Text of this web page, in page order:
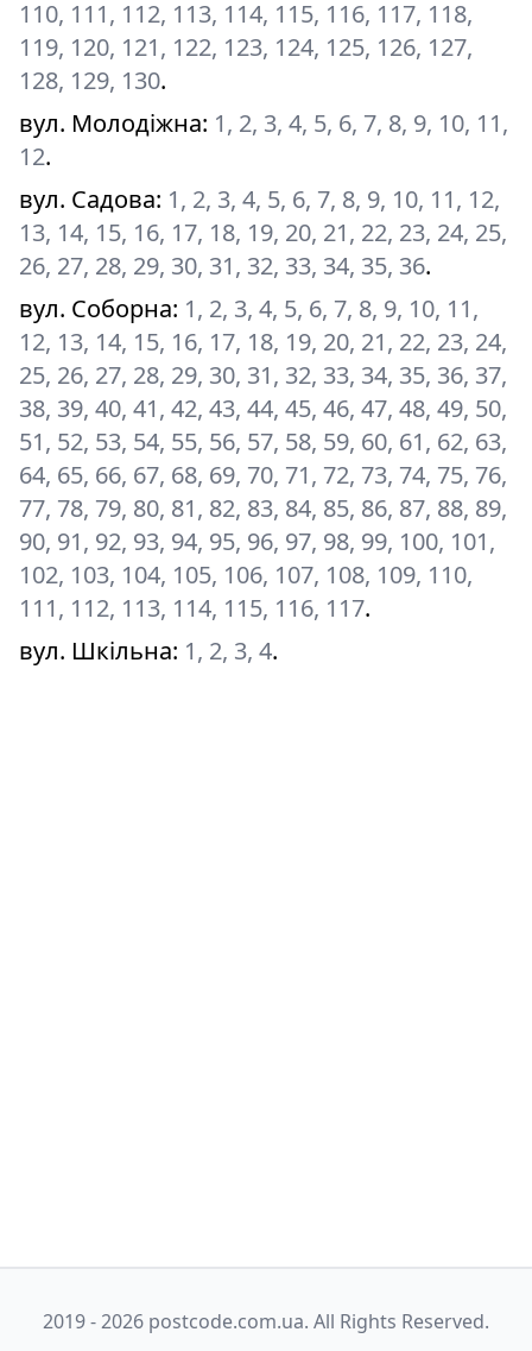
110, 111, 112, 113, 114, 115, 116, 117, 118,
119, 120, 121, 122, 123, 124, 125, 126, 127,
128, 129, 130.
вул. Молодіжна: 1, 2, 3, 4, 5, 6, 7, 8, 9, 10, 11,
12.
вул. Садова: 1, 2, 3, 4, 5, 6, 7, 8, 9, 10, 11, 12,
13, 14, 15, 16, 17, 18, 19, 20, 21, 22, 23, 24, 25,
26, 27, 28, 29, 30, 31, 32, 33, 34, 35, 36.
вул. Соборна: 1, 2, 3, 4, 5, 6, 7, 8, 9, 10, 11,
12, 13, 14, 15, 16, 17, 18, 19, 20, 21, 22, 23, 24,
25, 26, 27, 28, 29, 30, 31, 32, 33, 34, 35, 36, 37,
38, 39, 40, 41, 42, 43, 44, 45, 46, 47, 48, 49, 50,
51, 52, 53, 54, 55, 56, 57, 58, 59, 60, 61, 62, 63,
64, 65, 66, 67, 68, 69, 70, 71, 72, 73, 74, 75, 76,
77, 78, 79, 80, 81, 82, 83, 84, 85, 86, 87, 88, 89,
90, 91, 92, 93, 94, 95, 96, 97, 98, 99, 100, 101,
102, 103, 104, 105, 106, 107, 108, 109, 110,
111, 112, 113, 114, 115, 116, 117.
вул. Шкільна: 1, 2, 3, 4.
2019 - 2026 postcode.com.ua. All Rights Reserved.